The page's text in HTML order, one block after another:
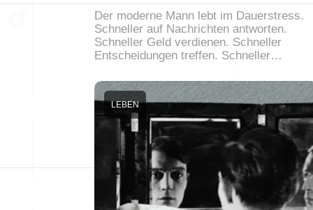
Der moderne Mann lebt im Dauerstress.
Schneller auf Nachrichten antworten.
Schneller Geld verdienen. Schneller
Entscheidungen treffen. Schneller…
LEBEN